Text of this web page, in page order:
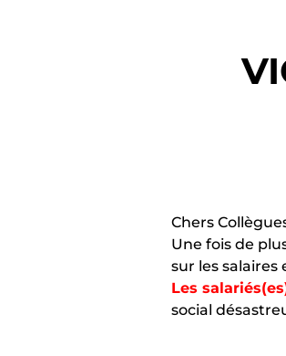
Chers
Une fois de
sur les
Les
social